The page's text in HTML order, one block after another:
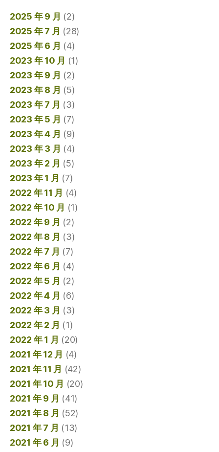
2025 年 9 月 (2)
2025 年 7 月 (28)
2025 年 6 月 (4)
2023 年 10 月 (1)
2023 年 9 月 (2)
2023 年 8 月 (5)
2023 年 7 月 (3)
2023 年 5 月 (7)
2023 年 4 月 (9)
2023 年 3 月 (4)
2023 年 2 月 (5)
2023 年 1 月 (7)
2022 年 11 月 (4)
2022 年 10 月 (1)
2022 年 9 月 (2)
2022 年 8 月 (3)
2022 年 7 月 (7)
2022 年 6 月 (4)
2022 年 5 月 (2)
2022 年 4 月 (6)
2022 年 3 月 (3)
2022 年 2 月 (1)
2022 年 1 月 (20)
2021 年 12 月 (4)
2021 年 11 月 (42)
2021 年 10 月 (20)
2021 年 9 月 (41)
2021 年 8 月 (52)
2021 年 7 月 (13)
2021 年 6 月 (9)